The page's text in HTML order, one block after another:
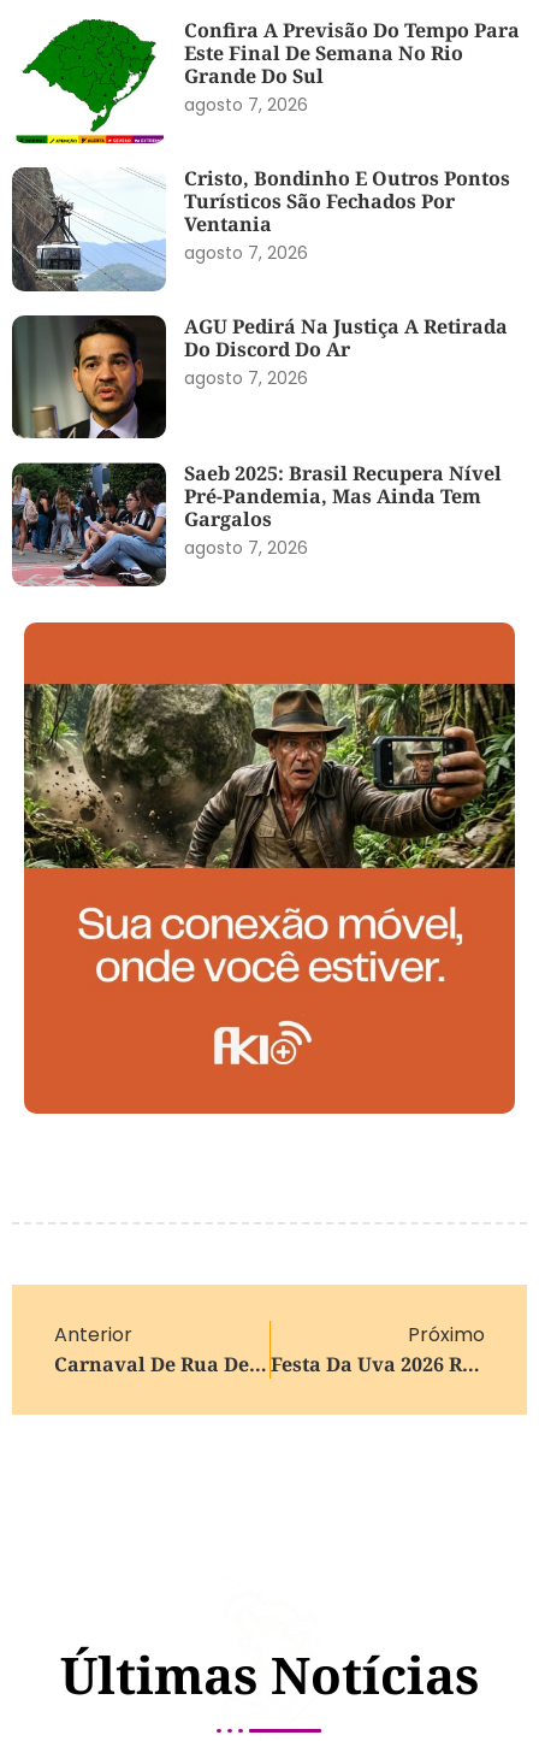
Confira A Previsão Do Tempo Para
Este Final De Semana No Rio
Grande Do Sul
agosto 7, 2026
Cristo, Bondinho E Outros Pontos
Turísticos São Fechados Por
Ventania
agosto 7, 2026
AGU Pedirá Na Justiça A Retirada
Do Discord Do Ar
agosto 7, 2026
Saeb 2025: Brasil Recupera Nível
Pré-Pandemia, Mas Ainda Tem
Gargalos
agosto 7, 2026
Anterior
Carnaval De Rua De Caxias Do Sul Provocará Intervenções De Trânsito De Sexta A Domingo
Próximo
Festa Da Uva 2026 Reúne 50 Mil Pessoas No Primeiro Final De Semana
Últimas Notícias